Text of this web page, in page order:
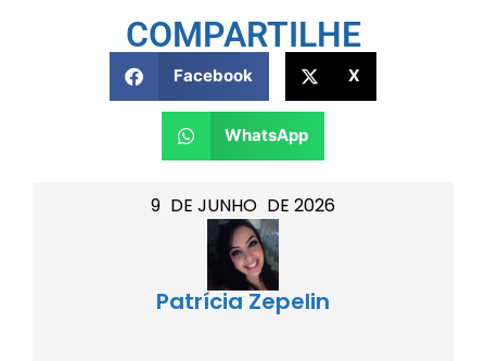
9 DE JUNHO DE 2026
Patrícia Zepelin
COMPARTILHE
Facebook X
WhatsApp